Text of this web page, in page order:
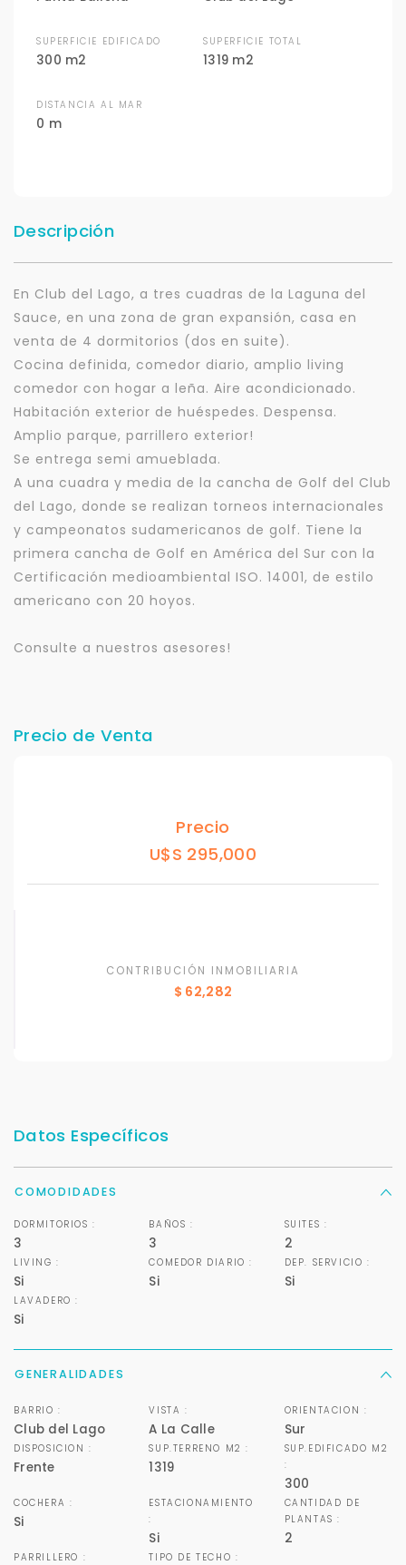
SUPERFICIE EDIFICADO
300 m2
SUPERFICIE TOTAL
1319 m2
DISTANCIA AL MAR
0 m
Descripción
En Club del Lago, a tres cuadras de la Laguna del
Sauce, en una zona de gran expansión, casa en
venta de 4 dormitorios (dos en suite).
Cocina definida, comedor diario, amplio living
comedor con hogar a leña. Aire acondicionado.
Habitación exterior de huéspedes. Despensa.
Amplio parque, parrillero exterior!
Se entrega semi amueblada.
A una cuadra y media de la cancha de Golf del Club
del Lago, donde se realizan torneos internacionales
y campeonatos sudamericanos de golf. Tiene la
primera cancha de Golf en América del Sur con la
Certificación medioambiental ISO. 14001, de estilo
americano con 20 hoyos.
Consulte a nuestros asesores!
Precio de Venta
Precio
U$S 295,000
CONTRIBUCIÓN INMOBILIARIA
$ 62,282
Datos Específicos
COMODIDADES
DORMITORIOS :
3
BAÑOS :
3
SUITES :
2
LIVING :
Si
COMEDOR DIARIO :
Si
DEP. SERVICIO :
Si
LAVADERO :
Si
GENERALIDADES
BARRIO :
Club del Lago
VISTA :
A La Calle
ORIENTACION :
Sur
DISPOSICION :
Frente
SUP.TERRENO M2 :
1319
SUP.EDIFICADO M2
:
300
COCHERA :
Si
ESTACIONAMIENTO
:
Si
CANTIDAD DE
PLANTAS :
2
PARRILLERO : TIPO DE TECHO :
Para responderte